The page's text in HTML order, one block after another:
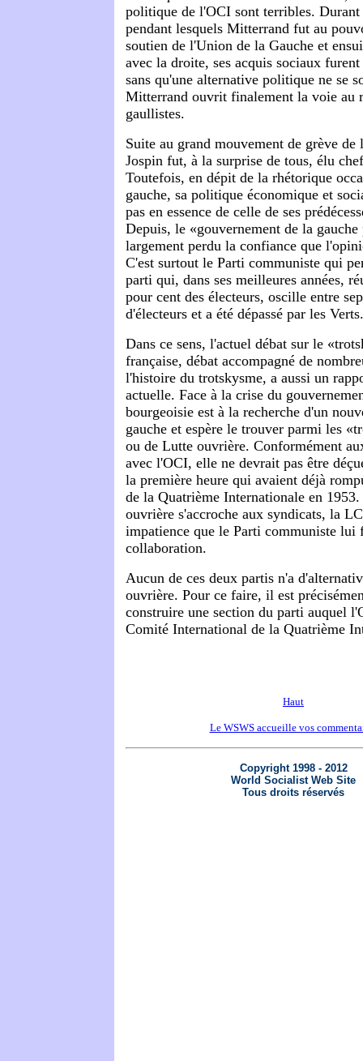
politique de l'OCI sont terribles. Durant
pendant lesquels Mitterrand fut au
soutien de l'Union de la Gauche et
avec la droite, ses acquis sociaux
sans qu'une alternative politique ne se
Mitterrand ouvrit finalement la voie au
gaullistes.
Suite au grand mouvement de grève de
Jospin fut, à la surprise de tous, élu
Toutefois, en dépit de la rhétorique
gauche, sa politique économique et
pas en essence de celle de ses
Depuis, le «gouvernement de la
largement perdu la confiance que
C'est surtout le Parti communiste qui
parti qui, dans ses meilleures années,
pour cent des électeurs, oscille entre
d'électeurs et a été dépassé par les Verts.
Dans ce sens, l'actuel débat sur le
française, débat accompagné de
l'histoire du trotskysme, a aussi un
actuelle. Face à la crise du
bourgeoisie est à la recherche d'un
gauche et espère le trouver parmi les
ou de Lutte ouvrière. Conformément
avec l'OCI, elle ne devrait pas être
la première heure qui avaient déjà
de la Quatrième Internationale en
ouvrière s'accroche aux syndicats, la
impatience que le Parti communiste lui
collaboration.
Aucun de ces deux partis n'a
ouvrière. Pour ce faire, il est
construire une section du parti auquel
Comité International de la Quatrième
Haut
Le WSWS accueille vos
Copyright 1998 - 2012
World Socialist Web Site
Tous droits réservés